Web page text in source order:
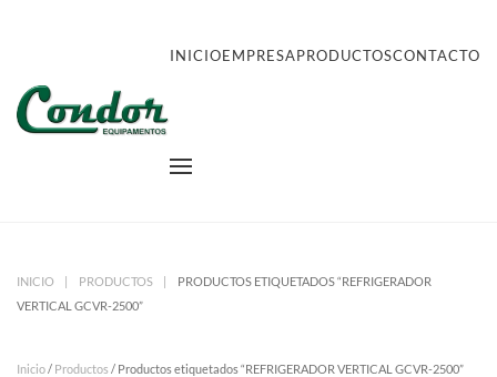
INICIOEMPRESAPRODUCTOSCONTACTO
INICIO PRODUCTOS
PRODUCTOS ETIQUETADOS “REFRIGERADOR
VERTICAL GCVR-2500”
Inicio/ Productos / Productos etiquetados “REFRIGERADOR VERTICAL GCVR-2500”